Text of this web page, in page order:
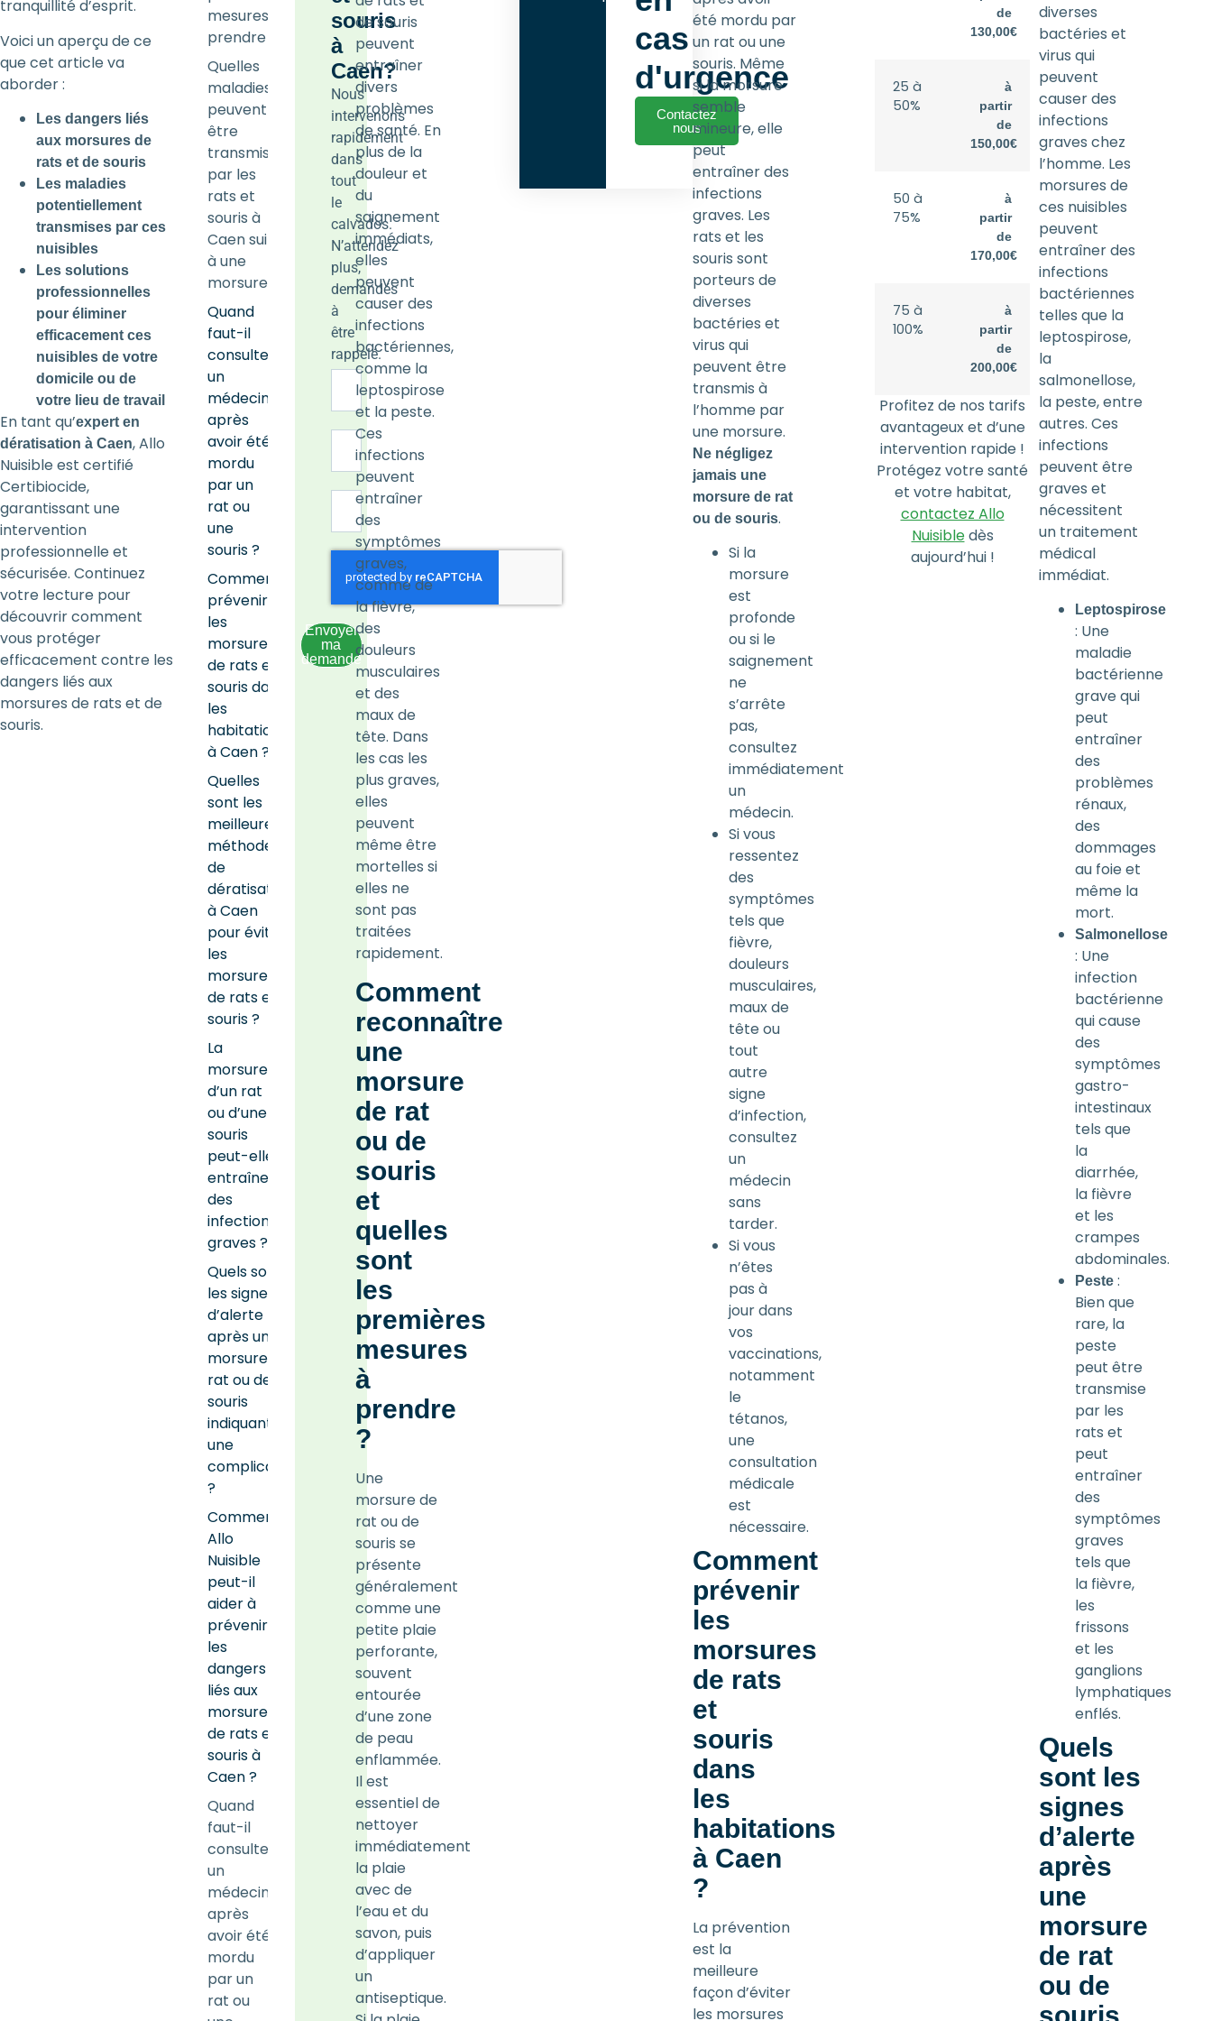
tranquillité d’esprit.
Voici un aperçu de ce
que cet article va
aborder :
Les dangers liés
aux morsures de
rats et de souris
Les maladies
potentiellement
transmises par ces
nuisibles
Les solutions
professionnelles
pour éliminer
efficacement ces
nuisibles de votre
domicile ou de
votre lieu de travail
En tant qu’expert en
dératisation à Caen, Allo
Nuisible est certifié
Certibiocide,
garantissant une
intervention
professionnelle et
sécurisée. Continuez
votre lecture pour
découvrir comment
vous protéger
efficacement contre les
dangers liés aux
morsures de rats et de
souris.
mesures à
prendre ?
Quelles
maladies
peuvent
être
transmises
par les
rats et
souris à
Caen suite
à une
morsure ?
Quand
faut-il
consulter
un
médecin
après
avoir été
mordu
par un
rat ou
une
souris ?
Comment
prévenir
les
morsures
de rats et
souris dans
les
habitations
à Caen ?
Quelles
sont les
meilleures
méthodes
de
dératisation
à Caen
pour éviter
les
morsures
de rats et
souris ?
La
morsure
d’un rat
ou d’une
souris
peut-elle
entraîner
des
infections
graves ?
Quels sont
les signes
d’alerte
après une
morsure de
rat ou de
souris
indiquant
une
complication
?
Comment
Allo
Nuisible
peut-il
aider à
prévenir
les
dangers
liés aux
morsures
de rats et
souris à
Caen ?
Quand
faut-il
consulter
un
médecin
après
avoir été
mordu
par un
rat ou
souris
à
Caen?
Nous
intervenons
rapidement
dans
tout
le
calvados.
N’attendez
plus,
demandés
à
être
rappelé.
Envoyer
ma
demande
de souris
peuvent
entraîner
divers
problèmes
de santé. En
plus de la
douleur et
du
saignement
immédiats,
elles
peuvent
causer des
infections
bactériennes,
comme la
leptospirose
et la peste.
Ces
infections
peuvent
entraîner
des
symptômes
graves,
comme de
la fièvre,
des
douleurs
musculaires
et des
maux de
tête. Dans
les cas les
plus graves,
elles
peuvent
même être
mortelles si
elles ne
sont pas
traitées
rapidement.
Comment
reconnaître
une
morsure
de rat
ou de
souris
et
quelles
sont
les
premières
mesures
à
prendre
?
Une
morsure de
rat ou de
souris se
présente
généralement
comme une
petite plaie
perforante,
souvent
entourée
d’une zone
de peau
enflammée.
Il est
essentiel de
nettoyer
immédiatement
la plaie
avec de
l’eau et du
savon, puis
d’appliquer
un
antiseptique.
cas
d'urgence
Contactez
nous
été mordu par
un rat ou une
souris. Même
si la morsure
semble
mineure, elle
peut
entraîner des
infections
graves. Les
rats et les
souris sont
porteurs de
diverses
bactéries et
virus qui
peuvent être
transmis à
l’homme par
une morsure.
Ne négligez
jamais une
morsure de rat
ou de souris.
Si la
morsure
est
profonde
ou si le
saignement
ne
s’arrête
pas,
consultez
immédiatement
un
médecin.
Si vous
ressentez
des
symptômes
tels que
fièvre,
douleurs
musculaires,
maux de
tête ou
tout
autre
signe
d’infection,
consultez
un
médecin
sans
tarder.
Si vous
n’êtes
pas à
jour dans
vos
vaccinations,
notamment
le
tétanos,
une
consultation
médicale
est
nécessaire.
Comment
prévenir
les
morsures
de rats
et
souris
dans
les
habitations
à Caen
?
La prévention
est la
meilleure
façon d’éviter
les morsures
de
130,00€
25 à
50%
à
partir
de
150,00€
50 à
75%
à
partir
de
170,00€
75 à
100%
à
partir
de
200,00€
Profitez de nos tarifs
avantageux et d’une
intervention rapide !
Protégez votre santé
et votre habitat,
contactez Allo
Nuisibledès
aujourd’hui !
diverses
bactéries et
virus qui
peuvent
causer des
infections
graves chez
l’homme. Les
morsures de
ces nuisibles
peuvent
entraîner des
infections
bactériennes
telles que la
leptospirose,
la
salmonellose,
la peste, entre
autres. Ces
infections
peuvent être
graves et
nécessitent
un traitement
médical
immédiat.
Leptospirose
: Une
maladie
bactérienne
grave qui
peut
entraîner
des
problèmes
rénaux,
des
dommages
au foie et
même la
mort.
Salmonellose
: Une
infection
bactérienne
qui cause
des
symptômes
gastro-
intestinaux
tels que
la
diarrhée,
la fièvre
et les
crampes
abdominales.
Peste :
Bien que
rare, la
peste
peut être
transmise
par les
rats et
peut
entraîner
des
symptômes
graves
tels que
la fièvre,
les
frissons
et les
ganglions
lymphatiques
enflés.
Quels
sont les
signes
d’alerte
après
une
morsure
de rat
ou de